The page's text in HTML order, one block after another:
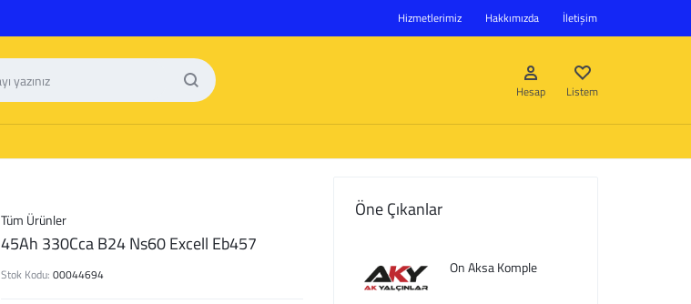
Hizmetlerimiz Hakkımızda İletişim
Hesap
Hesap oluştur
Listem
Tüm Ürünler
45Ah 330Cca B24 Ns60 Excell Eb457
Stok Kodu:00044694
Öne Çıkanlar
On Aksa Komple